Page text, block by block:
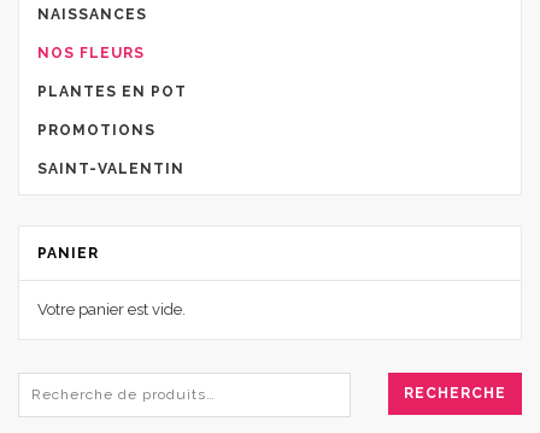
NAISSANCES
NOS FLEURS
PLANTES EN POT
PROMOTIONS
SAINT-VALENTIN
PANIER
Votre panier est vide.
RECHERCHE